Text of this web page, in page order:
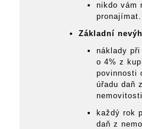
nikdo vám
pronajímat.
Základní
náklady
o 4% z
povinnosti
úřadu daň
každý rok
daň z